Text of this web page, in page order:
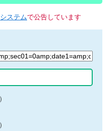
ステムで公告しています